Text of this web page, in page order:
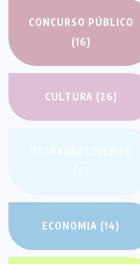
CONCURSO PÚBLICO
(16)
CULTURA (26)
ECONOMIA (14)